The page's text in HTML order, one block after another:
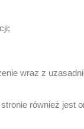
wraz z
również jest